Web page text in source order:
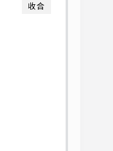
收合